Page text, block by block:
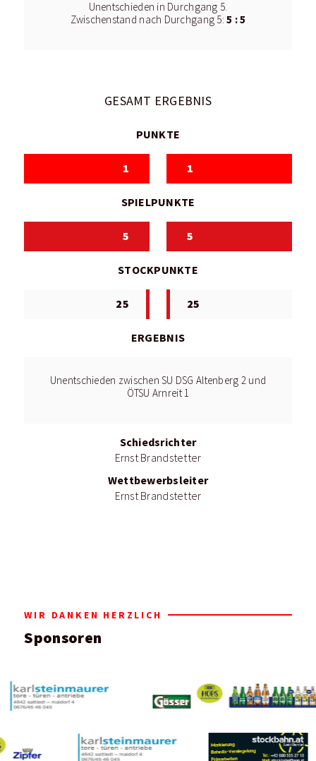
Unentschieden in Durchgang 5.
Zwischenstand nach Durchgang 5:5 : 5
GESAMT ERGEBNIS
PUNKTE
1 1
SPIELPUNKTE
5 5
STOCKPUNKTE
25 25
ERGEBNIS
Unentschieden zwischen SU DSG Altenberg 2 und
ÖTSU Arnreit 1
Schiedsrichter
Ernst Brandstetter
Wettbewerbsleiter
Ernst Brandstetter
WIR DANKEN HERZLICH
Sponsoren